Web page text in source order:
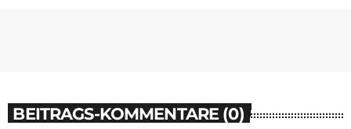
BEITRAGS-KOMMENTARE (0)